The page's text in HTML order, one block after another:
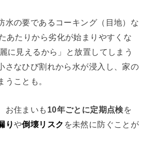
水の要であるコーキング（目地）な
あたりから劣化が始まりやすくな
に見えるから」と放置してしまう
さなひび割れから水が浸入し、家の
うことも。
お住まいも 10年ごとに定期点検を
りや倒壊リスク を未然に防ぐことが